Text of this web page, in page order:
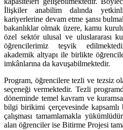
İlişkiler anabilim dalında
kariyerlerine devam etme şansı
bakanlıklar olmak üzere, kamu
özel sektör ulusal ve uluslararası
öğrencilerimiz teşvik
akademik altyapı ile birlikte
imkânlarına da kavuşabilmektedir.
Program, öğrencilere tezli ve tezsiz
seçeneği vermektedir. Tezli
döneminde temel kavram ve
bilgi birikimi çerçevesinde kapsamlı
çalışması tamamlamakla
alan öğrenciler ise Bitirme Projesi